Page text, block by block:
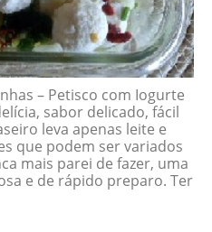
– Petisco com Iogurte
sabor delicado, fácil
leva apenas leite e
que podem ser variados
mais parei de fazer, uma
e de rápido preparo. Ter